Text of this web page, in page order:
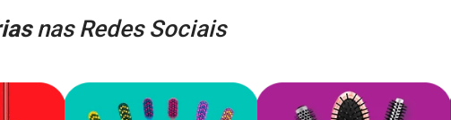
nas Redes Sociais